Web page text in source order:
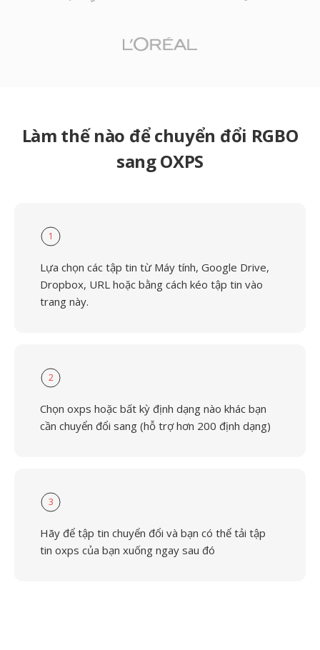
Làm thế nào để chuyển đổi RGBO
sang OXPS
1
Lựa chọn các tập tin từ Máy tính, Google Drive,
Dropbox, URL hoặc bằng cách kéo tập tin vào
trang này.
2
Chọn oxps hoặc bất kỳ định dạng nào khác bạn
cần chuyển đổi sang (hỗ trợ hơn 200 định dạng)
3
Hãy để tập tin chuyển đổi và bạn có thể tải tập
tin oxps của bạn xuống ngay sau đó